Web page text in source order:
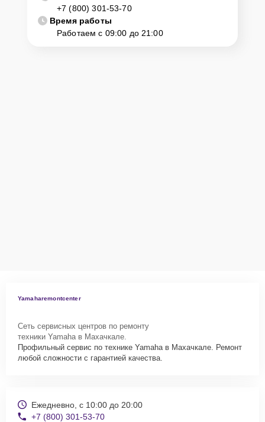
диагностику и ремонт. Для этого нужно позвонить по телефону
горячей линии или оставить заявку, согласовать удобное время и
подъехать по адресу: г. Махачкала, просп. Имама Шамиля, 71.
+7 (800) 301-53-70
Время работы
Работаем с 09:00 до 21:00
Yamaharemontcenter
Сеть сервисных центров по ремонту
техники Yamaha в Махачкале.
Профильный сервис по технике Yamaha в Махачкале. Ремонт
любой сложности с гарантией качества.
Ежедневно, с 10:00 до 20:00
+7 (800) 301-53-70